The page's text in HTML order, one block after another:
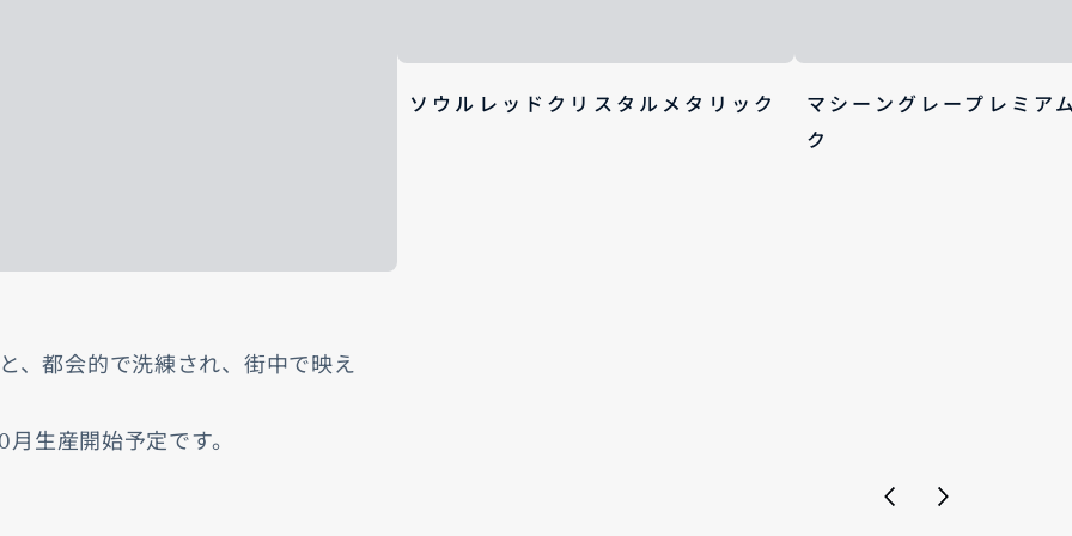
、都会的で洗練され、街中で映え
生産開始予定です。
ソウルレッドクリスタルメタリック
マシーングレープレミア
ク